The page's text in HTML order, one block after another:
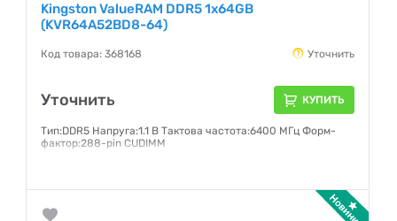
Kingston ValueRAM DDR5 1x64GB
(KVR64A52BD8-64)
Код товара: 368168 Уточнить
Уточнить КУПИТЬ
Тип:DDR5 Напруга:1.1 В Тактова частота:6400 МГц Форм-
фактор:288-pin CUDIMM